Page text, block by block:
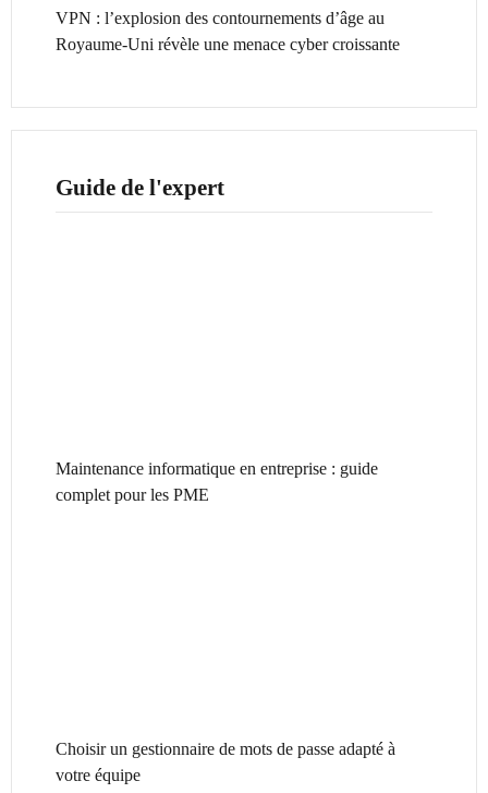
VPN : l’explosion des contournements d’âge au
Royaume-Uni révèle une menace cyber croissante
Guide de l'expert
Maintenance informatique en entreprise : guide
complet pour les PME
Choisir un gestionnaire de mots de passe adapté à
votre équipe